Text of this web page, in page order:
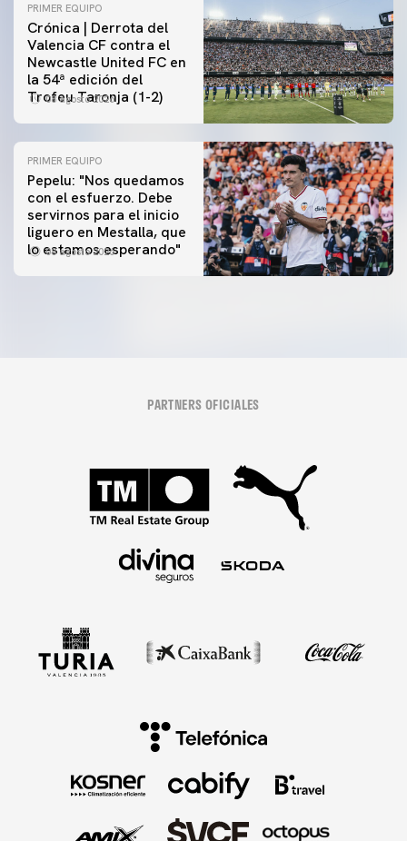
PRIMER EQUIPO
Crónica | Derrota del
Valencia CF contra el
Newcastle United FC en
la 54ª edición del
Trofeu Taronja (1-2)
08 agosto 2026
PRIMER EQUIPO
Pepelu: "Nos quedamos
con el esfuerzo. Debe
servirnos para el inicio
liguero en Mestalla, que
lo estamos esperando"
08 agosto 2026
PARTNERS OFICIALES